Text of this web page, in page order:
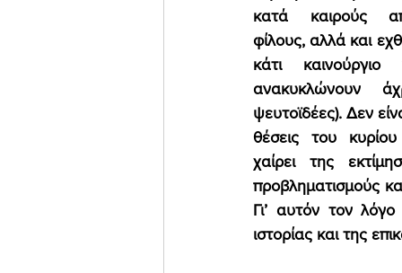
κατά καιρούς
φίλους, αλλά και
κάτι
ανακυκλώνουν
ψευτοϊδέες). Δεν
θέσεις του
χαίρει της
προβληματισμούς
Γι’ αυτόν τον
ιστορίας και της